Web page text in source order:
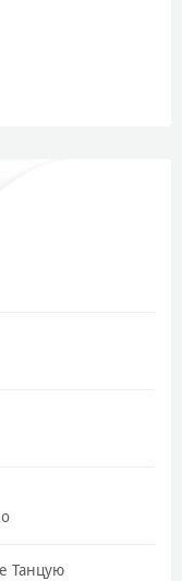
Танцую